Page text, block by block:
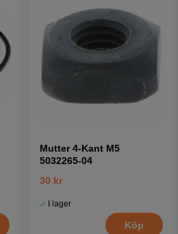
Mutter 4-Kant M5
5032265-04
30 kr
I lager
Köp